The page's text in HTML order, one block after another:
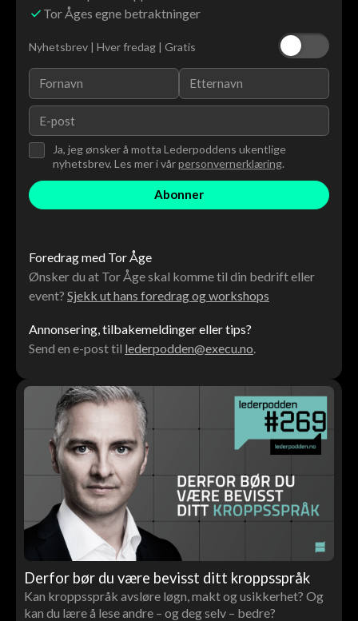
Tor Åges egne betraktninger
Nyhetsbrev | Hver fredag | Gratis
Ja, jeg ønsker å motta Lederpoddens ukentlige
nyhetsbrev. Les mer i vårpersonvernerklæring.
Foredrag med Tor Åge
Ønsker du at Tor Åge skal komme til din bedrift eller
event? Sjekk ut hans foredrag og workshops
Annonsering, tilbakemeldinger eller tips?
Send en e-post til lederpodden@execu.no
Derfor bør du være bevisst ditt kroppsspråk
Kan kroppsspråk avsløre løgn, makt og usikkerhet? Og
kan du lære å lese andre – og deg selv – bedre?